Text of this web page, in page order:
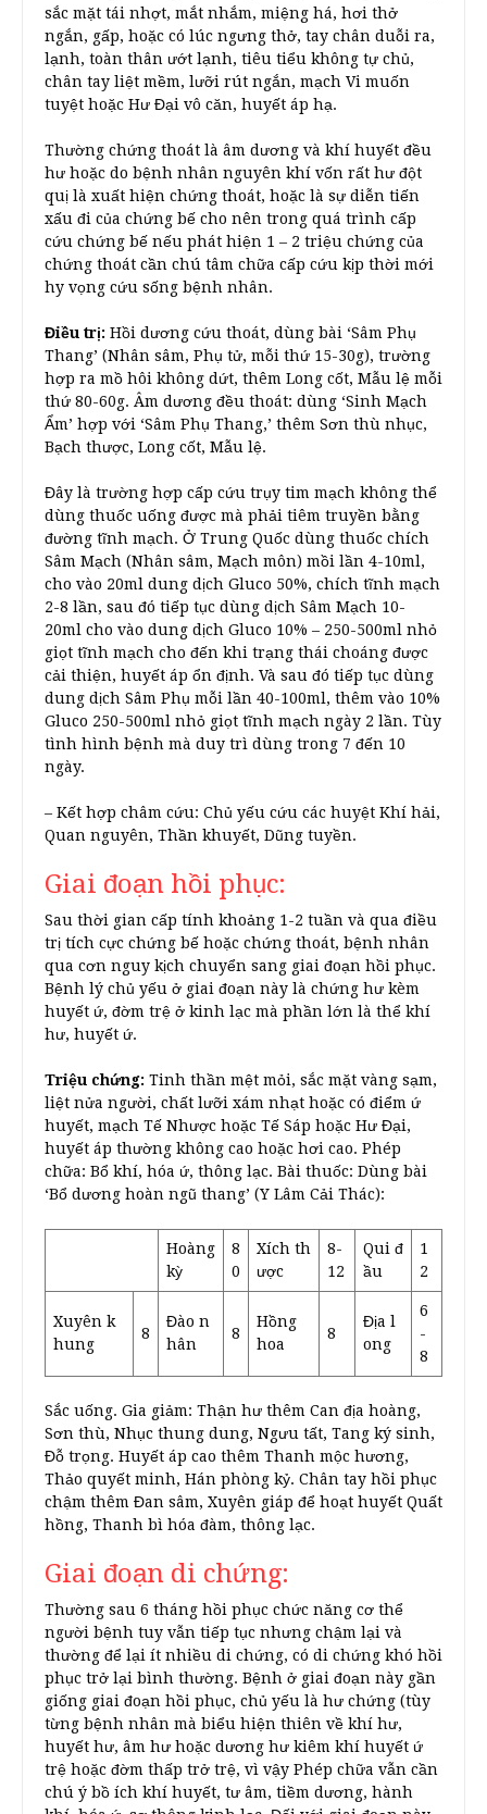
sắc mặt tái nhợt, mắt nhắm, miệng há, hơi thở
ngắn, gấp, hoặc có lúc ngưng thở, tay chân duỗi ra,
lạnh, toàn thân ướt lạnh, tiêu tiểu không tự chủ,
chân tay liệt mềm, lưỡi rút ngắn, mạch Vi muốn
tuyệt hoặc Hư Đại vô căn, huyết áp hạ.
Thường chứng thoát là âm dương và khí huyết đều
hư hoặc do bệnh nhân nguyên khí vốn rất hư đột
quị là xuất hiện chứng thoát, hoặc là sự diễn tiến
xấu đi của chứng bế cho nên trong quá trình cấp
cứu chứng bế nếu phát hiện 1 – 2 triệu chứng của
chứng thoát cần chú tâm chữa cấp cứu kịp thời mới
hy vọng cứu sống bệnh nhân.
Điều trị: Hồi dương cứu thoát, dùng bài ‘Sâm Phụ
Thang’ (Nhân sâm, Phụ tử, mỗi thứ 15-30g), trường
hợp ra mồ hôi không dứt, thêm Long cốt, Mẫu lệ mỗi
thứ 80-60g. Âm dương đều thoát: dùng ‘Sinh Mạch
Ẩm’ hợp với ‘Sâm Phụ Thang,’ thêm Sơn thù nhục,
Bạch thược, Long cốt, Mẫu lệ.
Đây là trường hợp cấp cứu trụy tim mạch không thể
dùng thuốc uống được mà phải tiêm truyền bằng
đường tĩnh mạch. Ở Trung Quốc dùng thuốc chích
Sâm Mạch (Nhân sâm, Mạch môn) mồi lần 4-10ml,
cho vào 20ml dung dịch Gluco 50%, chích tĩnh mạch
2-8 lần, sau đó tiếp tục dùng dịch Sâm Mạch 10-
20ml cho vào dung dịch Gluco 10% – 250-500ml nhỏ
giọt tĩnh mạch cho đến khi trạng thái choáng được
cải thiện, huyết áp ổn định. Và sau đó tiếp tục dùng
dung dịch Sâm Phụ mỗi lần 40-100ml, thêm vào 10%
Gluco 250-500ml nhỏ giọt tĩnh mạch ngày 2 lần. Tùy
tình hình bệnh mà duy trì dùng trong 7 đến 10
ngày.
– Kết hợp châm cứu: Chủ yếu cứu các huyệt Khí hải,
Quan nguyên, Thần khuyết, Dũng tuyền.
Giai đoạn hồi phục:
Sau thời gian cấp tính khoảng 1-2 tuần và qua điều
trị tích cực chứng bế hoặc chứng thoát, bệnh nhân
qua cơn nguy kịch chuyển sang giai đoạn hồi phục.
Bệnh lý chủ yếu ở giai đoạn này là chứng hư kèm
huyết ứ, đờm trệ ở kinh lạc mà phần lớn là thể khí
hư, huyết ứ.
Triệu chứng: Tinh thần mệt mỏi, sắc mặt vàng sạm,
liệt nửa người, chất lưỡi xám nhạt hoặc có điểm ứ
huyết, mạch Tế Nhược hoặc Tế Sáp hoặc Hư Đại,
huyết áp thường không cao hoặc hơi cao. Phép
chữa: Bổ khí, hóa ứ, thông lạc. Bài thuốc: Dùng bài
‘Bổ dương hoàn ngũ thang’ (Y Lâm Cải Thác):
Hoàng
kỳ
8
0
Xích th
ược
8-
12
Qui đ
ầu
1
2
Xuyên k
hung
8
Đào n
hân
8
Hồng
hoa
8
Địa l
ong
6
-
8
Sắc uống. Gia giảm: Thận hư thêm Can địa hoàng,
Sơn thù, Nhục thung dung, Ngưu tất, Tang ký sinh,
Đỗ trọng. Huyết áp cao thêm Thanh mộc hương,
Thảo quyết minh, Hán phòng kỷ. Chân tay hồi phục
chậm thêm Đan sâm, Xuyên giáp để hoạt huyết Quất
hồng, Thanh bì hóa đàm, thông lạc.
Giai đoạn di chứng:
Thường sau 6 tháng hồi phục chức năng cơ thể
người bệnh tuy vẫn tiếp tục nhưng chậm lại và
thường để lại ít nhiều di chứng, có di chứng khó hồi
phục trở lại bình thường. Bệnh ở giai đoạn này gần
giống giai đoạn hồi phục, chủ yếu là hư chứng (tùy
từng bệnh nhân mà biểu hiện thiên về khí hư,
huyết hư, âm hư hoặc dương hư kiêm khí huyết ứ
trệ hoặc đờm thấp trở trệ, vì vậy Phép chữa vẫn cần
chú ý bồ ích khí huyết, tư âm, tiềm dương, hành